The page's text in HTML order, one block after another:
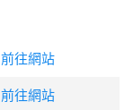
前往網站
前往網站